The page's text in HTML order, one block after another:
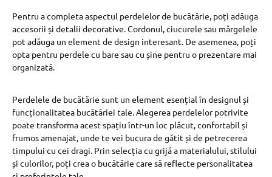
Pentru a completa aspectul perdelelor de bucătărie, poți adăuga
accesorii și detalii decorative. Cordonul, ciucurele sau mărgelele
pot adăuga un element de design interesant. De asemenea, poți
opta pentru perdele cu bare sau cu șine pentru o prezentare mai
organizată.
Perdelele de bucătărie sunt un element esențial în designul și
funcționalitatea bucătăriei tale. Alegerea perdelelor potrivite
poate transforma acest spațiu într-un loc plăcut, confortabil și
frumos amenajat, unde te vei bucura de gătit și de petrecerea
timpului cu cei dragi. Prin selecția cu grijă a materialului, stilului
și culorilor, poți crea o bucătărie care să reflecte personalitatea